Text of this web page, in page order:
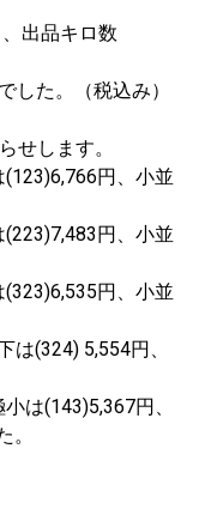
出品キロ数
した。（税込み）
せします。
円、小並
円、小並
円、小並
は(324) 5,554円、
は(143)5,367円、
。